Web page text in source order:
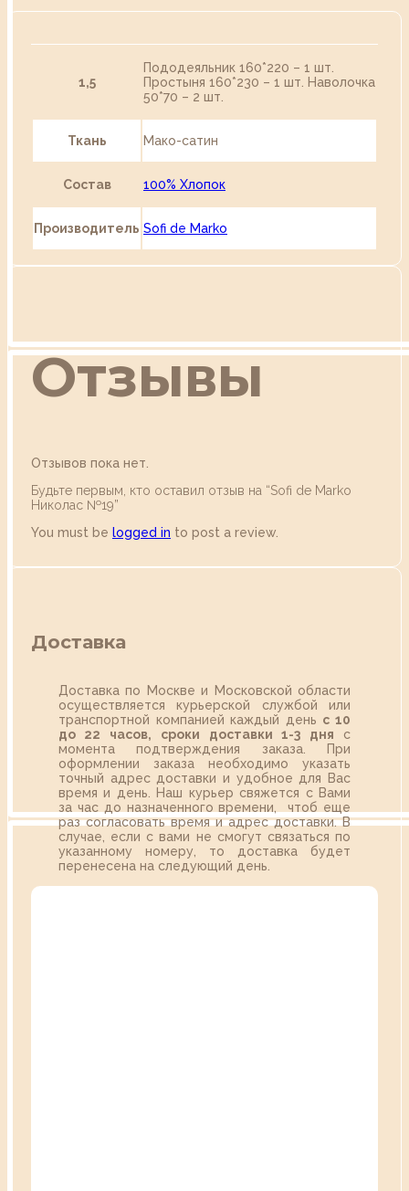
1,5
Пододеяльник 160*220 – 1 шт.
Простыня 160*230 – 1 шт. Наволочка
50*70 – 2 шт.
Ткань Мако-сатин
Состав 100% Хлопок
Производитель Sofi de Marko
Отзывы
Отзывов пока нет.
Будьте первым, кто оставил отзыв на “Sofi de Marko
Николас №19”
You must be logged in to post a review.
Доставка
Доставка по Москве и Московской области
осуществляется курьерской службой или
транспортной компанией каждый день с 10
до 22 часов,
сроки доставки 1-3 дня с
момента подтверждения заказа. При
оформлении заказа необходимо указать
точный адрес доставки и удобное для Вас
время и день. Наш курьер свяжется с Вами
за час до назначенного времени, чтоб еще
раз согласовать время и адрес доставки. В
случае, если с вами не смогут связаться по
указанному номеру, то доставка будет
перенесена на следующий день.